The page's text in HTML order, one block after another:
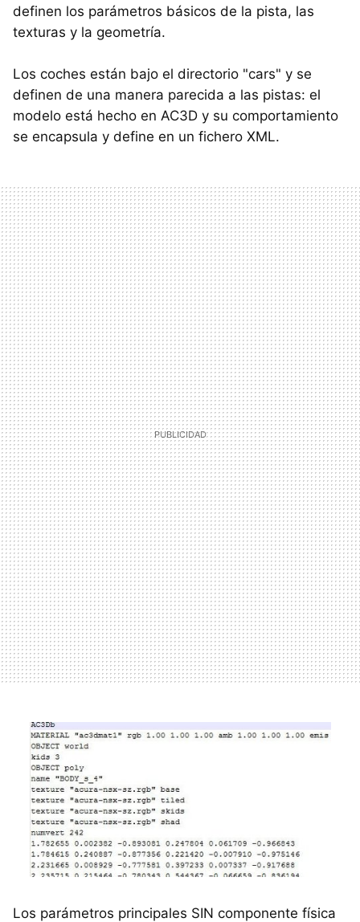
definen los parámetros básicos de la pista, las
texturas y la geometría.
Los coches están bajo el directorio "cars" y se
definen de una manera parecida a las pistas: el
modelo está hecho en AC3D y su comportamiento
se encapsula y define en un fichero XML.
Los parámetros principales SIN componente física